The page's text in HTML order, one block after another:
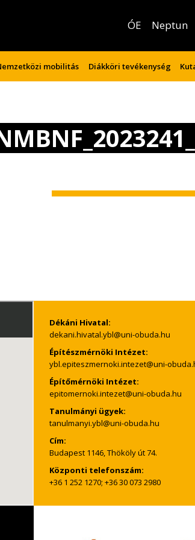
ÓE Neptun
mobilitás Diákköri tevékenység
Dékáni Hivatal:
Építészmérnöki Intézet:
Építőmérnöki Intézet:
Tanulmányi ügyek:
Cím:
Budapest 1146, Thököly út 74.
Központi telefonszám:
+36 1 252 1270; +36 30 073 2980